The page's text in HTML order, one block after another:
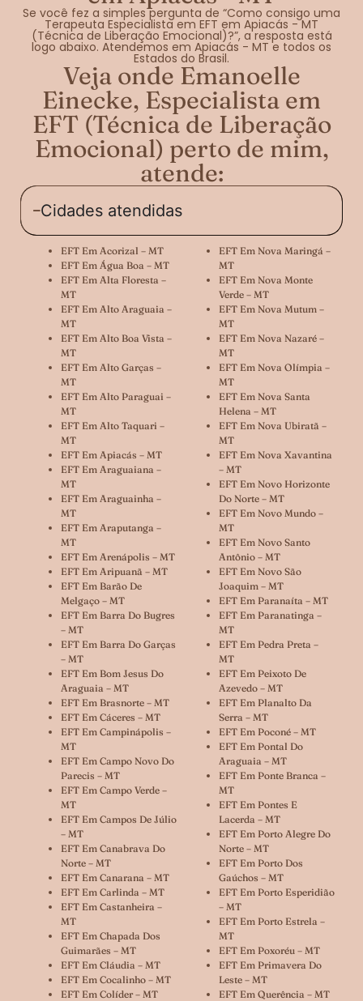
Se você fez a simples pergunta de “Como consigo uma
Terapeuta Especialista em EFT em Apiacás - MT
(Técnica de Liberação Emocional)?”, a resposta está
logo abaixo. Atendemos em Apiacás - MT e todos os
Estados do Brasil.
Veja onde Emanoelle
Einecke, Especialista em
EFT (Técnica de Liberação
Emocional) perto de mim,
atende:
Cidades atendidas
EFT Em Acorizal – MT
EFT Em Água Boa – MT
EFT Em Alta Floresta –
MT
EFT Em Alto Araguaia –
MT
EFT Em Alto Boa Vista –
MT
EFT Em Alto Garças –
MT
EFT Em Alto Paraguai –
MT
EFT Em Alto Taquari –
MT
EFT Em Apiacás – MT
EFT Em Araguaiana –
MT
EFT Em Araguainha –
MT
EFT Em Araputanga –
MT
EFT Em Arenápolis – MT
EFT Em Aripuanã – MT
EFT Em Barão De
Melgaço – MT
EFT Em Barra Do Bugres
– MT
EFT Em Barra Do Garças
– MT
EFT Em Bom Jesus Do
Araguaia – MT
EFT Em Brasnorte – MT
EFT Em Cáceres – MT
EFT Em Campinápolis –
MT
EFT Em Campo Novo Do
Parecis – MT
EFT Em Campo Verde –
MT
EFT Em Campos De Júlio
– MT
EFT Em Canabrava Do
Norte – MT
EFT Em Canarana – MT
EFT Em Carlinda – MT
EFT Em Castanheira –
MT
EFT Em Chapada Dos
Guimarães – MT
EFT Em Cláudia – MT
EFT Em Cocalinho – MT
EFT Em Colíder – MT
EFT Em Nova Maringá –
MT
EFT Em Nova Monte
Verde – MT
EFT Em Nova Mutum –
MT
EFT Em Nova Nazaré –
MT
EFT Em Nova Olímpia –
MT
EFT Em Nova Santa
Helena – MT
EFT Em Nova Ubiratã –
MT
EFT Em Nova Xavantina
– MT
EFT Em Novo Horizonte
Do Norte – MT
EFT Em Novo Mundo –
MT
EFT Em Novo Santo
Antônio – MT
EFT Em Novo São
Joaquim – MT
EFT Em Paranaíta – MT
EFT Em Paranatinga –
MT
EFT Em Pedra Preta –
MT
EFT Em Peixoto De
Azevedo – MT
EFT Em Planalto Da
Serra – MT
EFT Em Poconé – MT
EFT Em Pontal Do
Araguaia – MT
EFT Em Ponte Branca –
MT
EFT Em Pontes E
Lacerda – MT
EFT Em Porto Alegre Do
Norte – MT
EFT Em Porto Dos
Gaúchos – MT
EFT Em Porto Esperidião
– MT
EFT Em Porto Estrela –
MT
EFT Em Poxoréu – MT
EFT Em Primavera Do
Leste – MT
EFT Em Querência – MT